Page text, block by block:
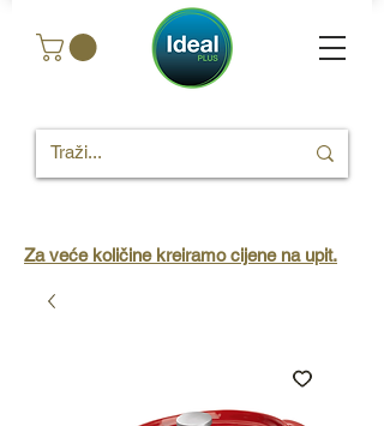
Za veće količine kreiramo cijene na upit.